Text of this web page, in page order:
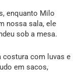
enquanto Milo
nossa sala, ele
sob a mesa.
com luvas e
em sacos,